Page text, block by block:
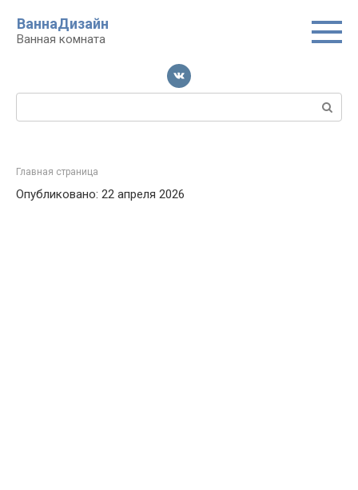
контенту
ВаннаДизайн
Ванная комната
Поиск:
Главная страница
Опубликовано: 22 апреля 2026